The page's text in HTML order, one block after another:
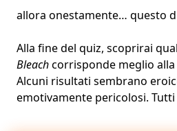
allora onestamente… questo
Alla fine del quiz, scoprirai
Bleachcorrisponde meglio
Alcuni risultati sembrano
emotivamente pericolosi.